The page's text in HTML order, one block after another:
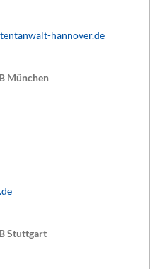
hannover.de
München
Stuttgart